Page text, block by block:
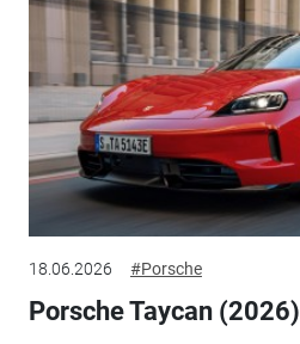
18.06.2026 #Porsche
Porsche Taycan (2026)